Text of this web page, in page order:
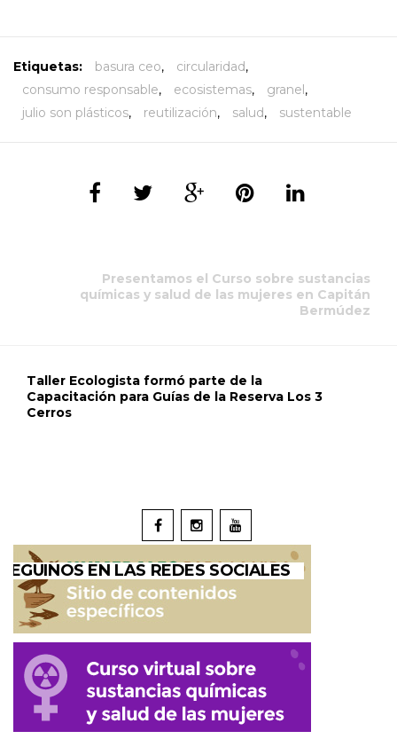
Etiquetas: basura ceo, circularidad,
consumo responsable, ecosistemas, granel,
julio son plásticos, reutilización, salud, sustentable
Presentamos el Curso sobre sustancias
químicas y salud de las mujeres en Capitán
Bermúdez
Taller Ecologista formó parte de la
Capacitación para Guías de la Reserva Los 3
Cerros
SEGUINOS EN LAS REDES SOCIALES